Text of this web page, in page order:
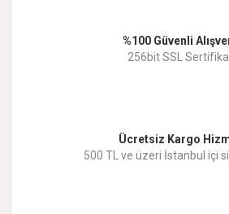
Ürün fiyatı diğer sitelerden daha
%100 Güvenli
256bit SSL
Ücretsiz Kargo
500 TL ve üzeri İstanbul içi